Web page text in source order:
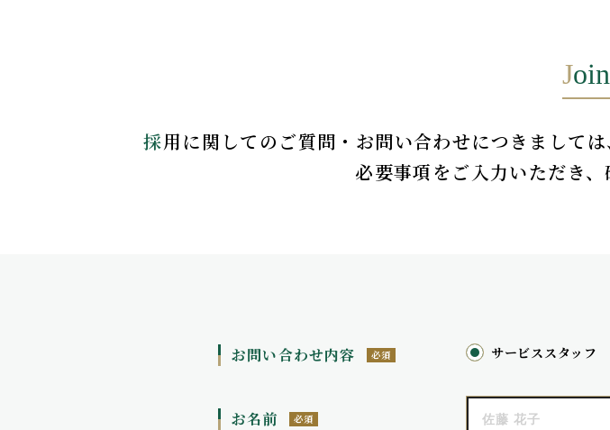
J
採用に関してのご質問・お問い合わせにつきまして
必要事項をご入力いただき、
お問い合わせ内容 必須 サービススタッフ
お名前 必須